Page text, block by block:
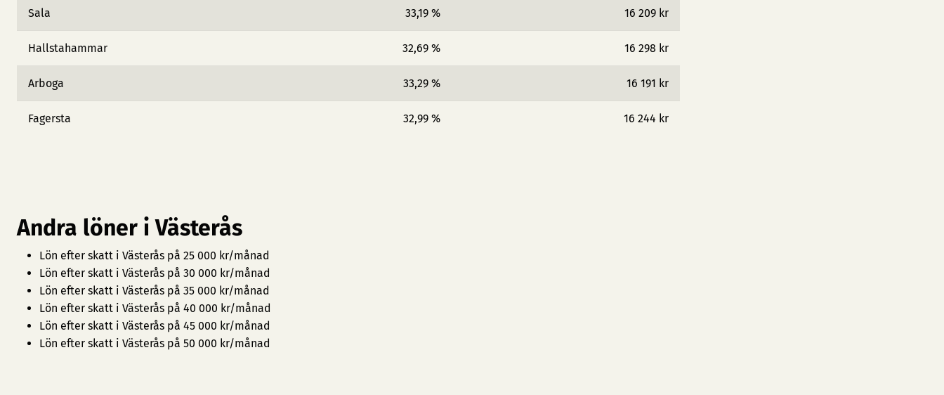
Sala 33,19 % 16 209 kr
Hallstahammar 32,69 % 16 298 kr
Arboga 33,29 % 16 191 kr
Fagersta 32,99 % 16 244 kr
Andra löner i Västerås
Lön efter skatt i Västerås på 25 000 kr/månad
Lön efter skatt i Västerås på 30 000 kr/månad
Lön efter skatt i Västerås på 35 000 kr/månad
Lön efter skatt i Västerås på 40 000 kr/månad
Lön efter skatt i Västerås på 45 000 kr/månad
Lön efter skatt i Västerås på 50 000 kr/månad